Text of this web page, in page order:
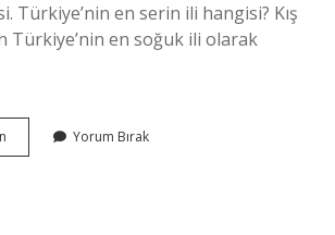
Türkiye’nin en serin ili hangisi? Kış
Türkiye’nin en soğuk ili olarak
Türkiyenin
En
Yorum Bırak